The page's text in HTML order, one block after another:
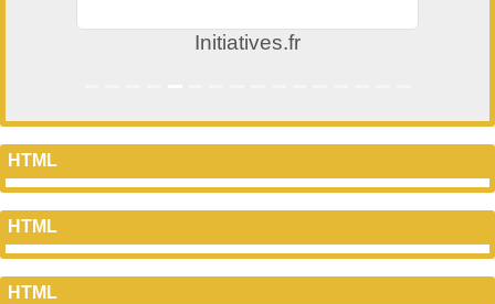
Initiatives.fr
HTML
HTML
HTML